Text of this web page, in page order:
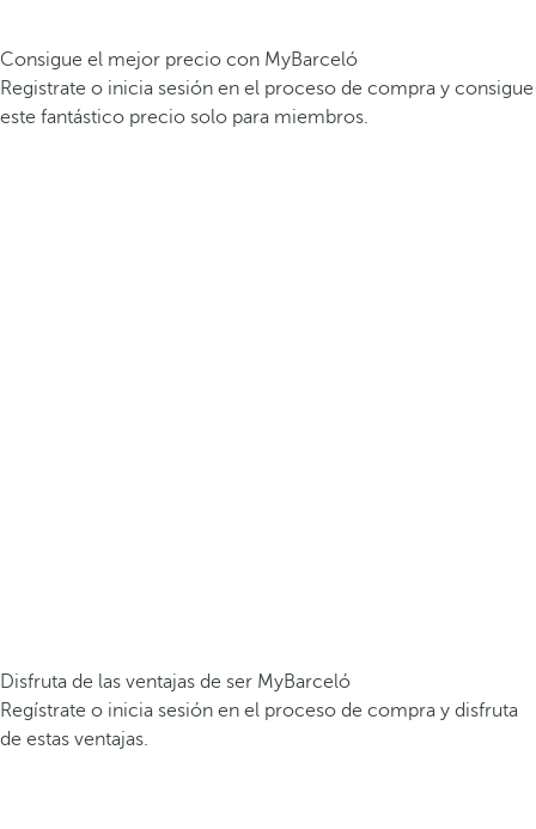
Consigue el mejor precio con MyBarceló
Registrate o inicia sesión en el proceso de compra y consigue
este fantástico precio solo para miembros.
Disfruta de las ventajas de ser MyBarceló
Regístrate o inicia sesión en el proceso de compra y disfruta
de estas ventajas.